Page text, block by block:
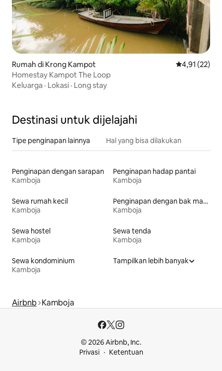
Rumah di Krong Kampot Nilai rata-
4,91 (22)
Homestay Kampot The Loop
Keluarga · Lokasi · Long stay
Destinasi untuk dijelajahi
Tipe penginapan lainnya Hal yang bisa dilakukan
Penginapan dengan sarapan
Kamboja
Penginapan hadap pantai
Kamboja
Sewa rumah kecil
Kamboja
Penginapan dengan bak mandi air panas
Kamboja
Sewa hostel
Kamboja
Sewa tenda
Kamboja
Sewa kondominium
Kamboja
Tampilkan lebih banyak
Airbnb Kamboja
© 2026 Airbnb, Inc.
Privasi
Ketentuan